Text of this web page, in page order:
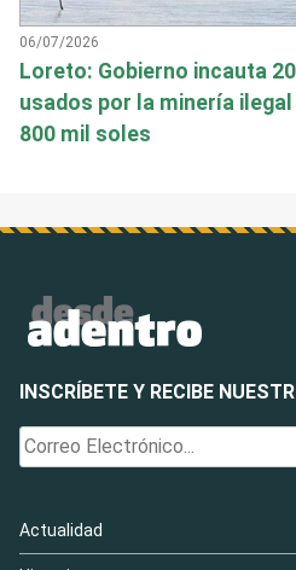
06/07/2026
Loreto: Gobierno incauta
usados por la minería
800 mil soles
INSCRÍBETE Y RECIBE
Actualidad